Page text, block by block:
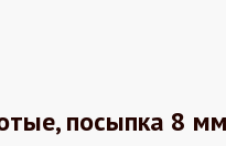
посыпка 8